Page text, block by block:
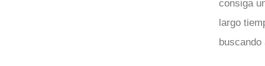
consiga
largo